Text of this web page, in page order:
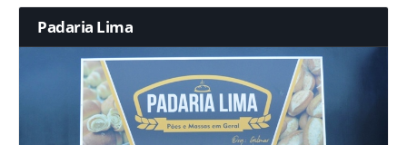
Padaria Lima